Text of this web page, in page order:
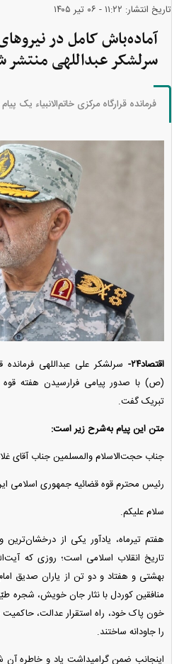
تاریخ انتشار: ۱۱:۲۲ - ۰۶ تير ۱۴۰۵
آماده‌باش کامل در
سرلشکر عبداللهی منتشر
فرمانده قرارگاه مرکزی خاتم‌الانبیاء یک
اقتصاد۲۴-
سرلشکر علی عبداللهی فرمانده
(ص) با صدور پیامی فرارسیدن هفته قوه
تبریک گفت.
متن این پیام به‌شرح زیر است:
جناب حجت‌الاسلام والمسلمین جناب آقای
رئیس محترم قوه قضائیه جمهوری اسلامی
سلام علیکم.
هفتم تیرماه، یادآور یکی از
تاریخ انقلاب اسلامی است؛ روزی که
بهشتی و هفتاد و دو تن از یاران صدیق
منافقین کوردل با نثار جان خویش، شجره
خون پاک خود، راه استقرار عدالت،
را جاودانه ساختند.
اینجانب ضمن گرامیداشت یاد و خاطره آن